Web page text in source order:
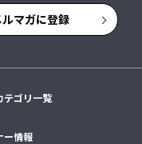
マガに登録
テゴリ一覧
ー情報